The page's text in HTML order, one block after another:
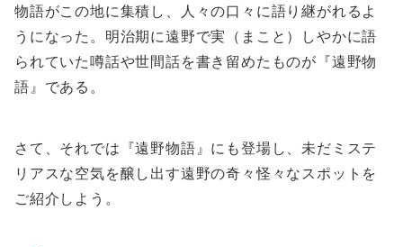
物語がこの地に集積し、人々の口々に語り継がれるよ
うになった。明治期に遠野で実（まこと）しやかに語
られていた噂話や世間話を書き留めたものが『遠野物
語』である。
さて、それでは『遠野物語』にも登場し、未だミステ
リアスな空気を醸し出す遠野の奇々怪々なスポットを
ご紹介しよう。